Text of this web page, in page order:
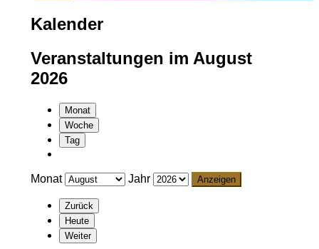
Kalender
Veranstaltungen im August
2026
Monat
Woche
Tag
Monat Jahr
Zurück
Heute
Weiter